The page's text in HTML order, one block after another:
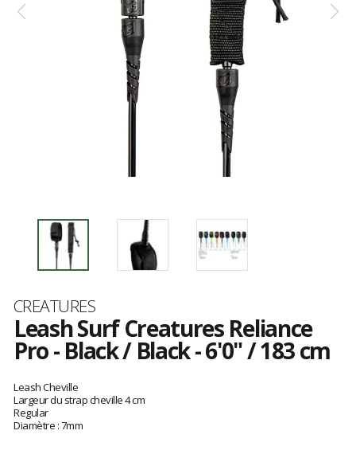
Marque
CREATURES
Leash Surf Creatures Reliance
Pro - Black / Black - 6'0" / 183 cm
6'0"
/
183
cm
avis
clients
Leash Cheville
Largeur du strap cheville 4 cm
Regular
Diamètre : 7mm